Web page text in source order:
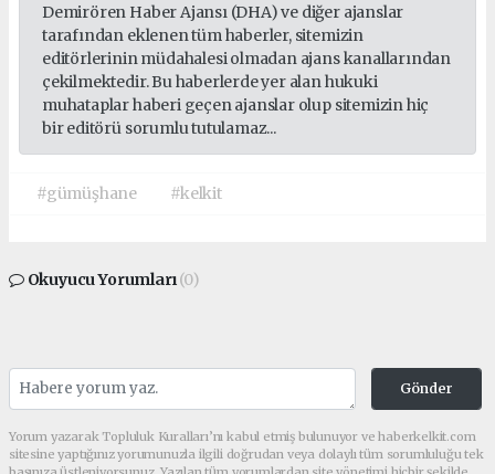
Demirören Haber Ajansı (DHA) ve diğer ajanslar
tarafından eklenen tüm haberler, sitemizin
editörlerinin müdahalesi olmadan ajans kanallarından
çekilmektedir. Bu haberlerde yer alan hukuki
muhataplar haberi geçen ajanslar olup sitemizin hiç
bir editörü sorumlu tutulamaz...
#gümüşhane #kelkit
Okuyucu Yorumları(0)
Gönder
Yorum yazarak Topluluk Kuralları’nı kabul etmiş bulunuyor ve haberkelkit.com
sitesine yaptığınız yorumunuzla ilgili doğrudan veya dolaylı tüm sorumluluğu tek